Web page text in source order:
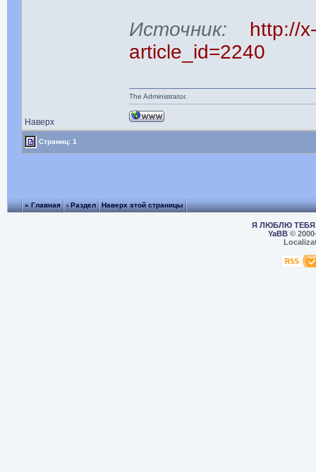
Источник:
http://
article_id=2240
Наверх
The Administrator.
Страниц: 1
« Главная ‹ Раздел Наверх этой страницы
Я ЛЮБЛЮ
YaBB©